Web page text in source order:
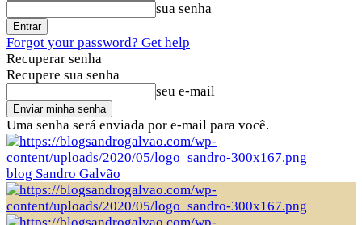
sua senha
Forgot your password? Get help
Recuperar senha
Recupere sua senha
seu e-mail
Uma senha será enviada por e-mail para você.
blog Sandro Galvão